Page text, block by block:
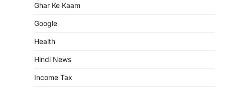
Ghar Ke Kaam
Google
Health
Hindi News
Income Tax